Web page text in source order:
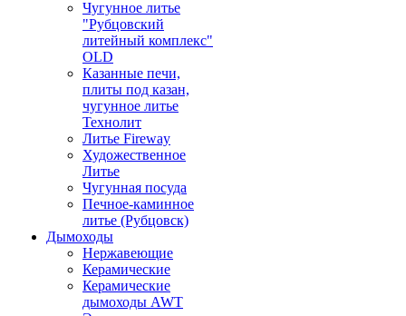
Чугунное литье
"Рубцовский
литейный комплекс"
OLD
Казанные печи,
плиты под казан,
чугунное литье
Технолит
Литье Fireway
Художественное
Литье
Чугунная посуда
Печное-каминное
литье (Рубцовск)
Дымоходы
Нержавеющие
Керамические
Керамические
дымоходы AWT